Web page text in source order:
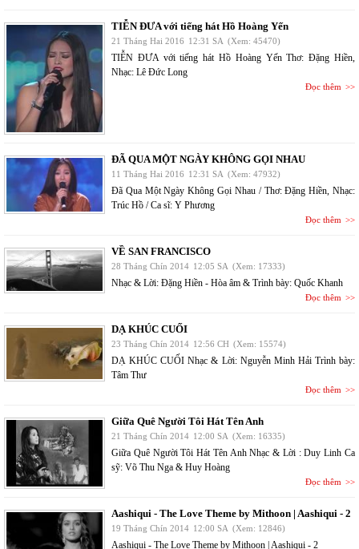
TIỄN ĐƯA với tiếng hát Hồ Hoàng Yến
21 Tháng Hai 2016 12:31 SA (Xem: 45470)
TIỄN ĐƯA với tiếng hát Hồ Hoàng Yến Thơ: Đặng Hiền,
Nhạc: Lê Đức Long
Đọc thêm
ĐÃ QUA MỘT NGÀY KHÔNG GỌI NHAU
11 Tháng Hai 2016 12:31 SA (Xem: 47932)
Đã Qua Một Ngày Không Gọi Nhau / Thơ: Đặng Hiền, Nhạc:
Trúc Hồ / Ca sĩ: Y Phương
Đọc thêm
VỀ SAN FRANCISCO
28 Tháng Chín 2014 12:05 SA (Xem: 17333)
Nhạc & Lời: Đặng Hiền - Hòa âm & Trình bày: Quốc Khanh
Đọc thêm
DẠ KHÚC CUỐI
23 Tháng Chín 2014 12:56 CH (Xem: 15574)
DẠ KHÚC CUỐI Nhạc & Lời: Nguyễn Minh Hải Trình bày:
Tâm Thư
Đọc thêm
Giữa Quê Người Tôi Hát Tên Anh
21 Tháng Chín 2014 12:00 SA (Xem: 16335)
Giữa Quê Người Tôi Hát Tên Anh Nhạc & Lời : Duy Linh Ca
sỹ: Võ Thu Nga & Huy Hoàng
Đọc thêm
Aashiqui - The Love Theme by Mithoon | Aashiqui - 2
19 Tháng Chín 2014 12:00 SA (Xem: 12846)
Aashiqui - The Love Theme by Mithoon | Aashiqui - 2